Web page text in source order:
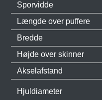
Sporvidde
Længde over puffere
Bredde
Højde over skinner
Akselafstand
Hjuldiameter